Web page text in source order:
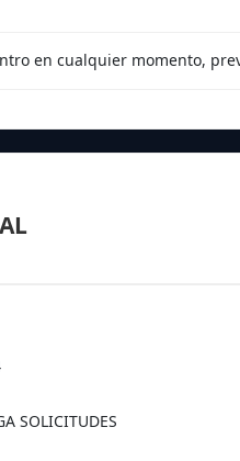
en cualquier momento,
SOLICITUDES